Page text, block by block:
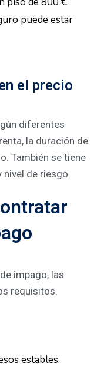
puede estar
el precio
diferentes
la duración de
También se tiene
nivel de riesgo.
impago, las
requisitos.
estables.